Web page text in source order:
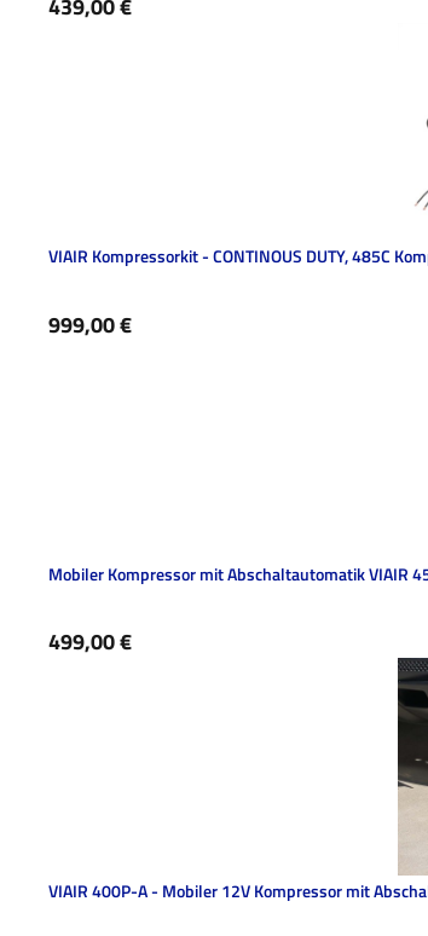
439,00 €
VIAIR Kompressorkit - CONTINOUS DUTY, 485C
Regulärer Preis:
999,00 €
Mobiler Kompressor mit Abschaltautomatik VIAIR
Regulärer Preis:
499,00 €
VIAIR 400P-A - Mobiler 12V Kompressor